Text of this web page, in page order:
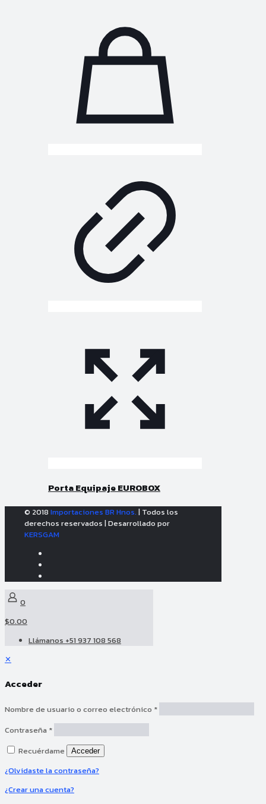
Porta Equipaje EUROBOX
© 2018 Importaciones BR Hnos.| Todos los
derechos reservados | Desarrollado por
KERSGAM
0
$0.00
Llámanos +51 937 108 568
✕
Acceder
Nombre de usuario o correo electrónico *
Contraseña *
Recuérdame
Acceder
¿Olvidaste la contraseña?
¿Crear una cuenta?